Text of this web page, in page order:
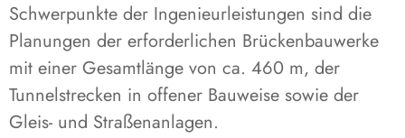
Schwerpunkte der Ingenieurleistungen sind die
Planungen der erforderlichen Brückenbauwerke
mit einer Gesamtlänge von ca. 460 m, der
Tunnelstrecken in offener Bauweise sowie der
Gleis- und Straßenanlagen.